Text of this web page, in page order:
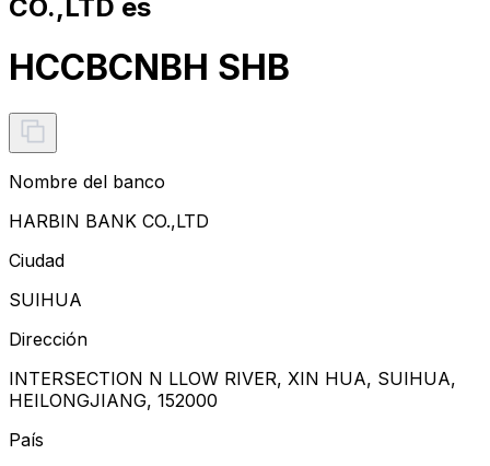
CO.,LTD es
HCCBCNBH SHB
Nombre del banco
HARBIN BANK CO.,LTD
Ciudad
SUIHUA
Dirección
INTERSECTION N LLOW RIVER, XIN HUA, SUIHUA,
HEILONGJIANG, 152000
País